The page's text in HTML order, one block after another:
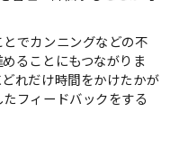
でカンニングなどの不
ることにもつながりま
れだけ時間をかけたかが
フィードバックをする